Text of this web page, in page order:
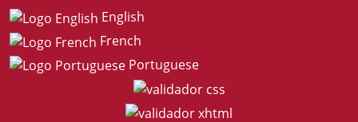
English
French
Portuguese